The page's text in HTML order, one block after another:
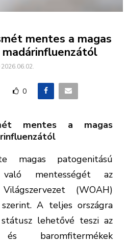
mentes a magas
2026.06.02.
0
mentes a magas
magas patogenitású
való mentességét az
(WOAH)
A teljes országra
lehetővé teszi az
baromfitermékek